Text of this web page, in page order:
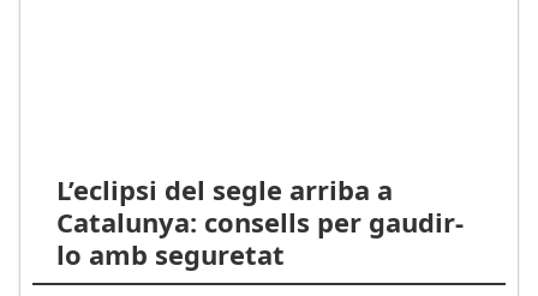
L’eclipsi del segle arriba a
Catalunya: consells per gaudir-
lo amb seguretat